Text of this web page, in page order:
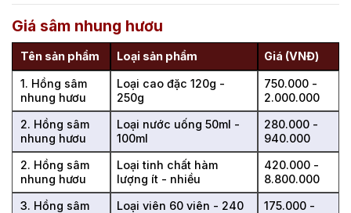
Giá sâm nhung hươu
Tên sản phẩm Loại sản phẩm Giá (VNĐ)
1. Hồng sâm
nhung hươu
Loại cao đặc 120g -
250g
750.000 -
2.000.000
2. Hồng sâm
nhung hươu
Loại nước uống 50ml -
100ml
280.000 -
940.000
2. Hồng sâm
nhung hươu
Loại tinh chất hàm
lượng ít - nhiều
420.000 -
8.800.000
3. Hồng sâm
Loại viên 60 viên - 240
175.000 -